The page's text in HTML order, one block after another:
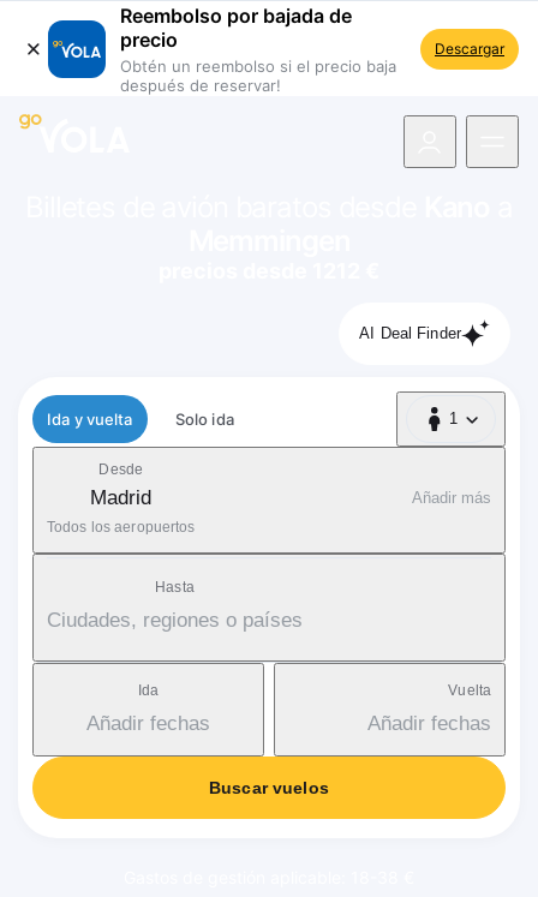
Reembolso por bajada de
precio
Obtén un reembolso si el precio baja
después de reservar!
Descargar
AI Deal Finder
Tipo de vuelo
Ida y vuelta Solo ida 1
1 Pasajero
Desde
Madrid
Todos los aeropuertos
Añadir más
Hasta
Ciudades, regiones o países
Ida
Añadir fechas
Vuelta
Añadir fechas
Buscar vuelos